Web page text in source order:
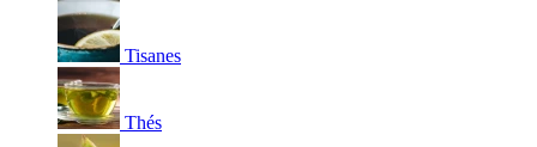
Tisanes
Thés